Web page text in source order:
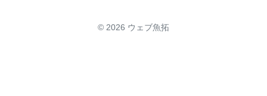
© 2026 ウェブ魚拓